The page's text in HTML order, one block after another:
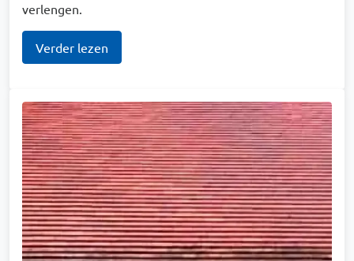
verlengen.
Verder lezen
Afbeelding